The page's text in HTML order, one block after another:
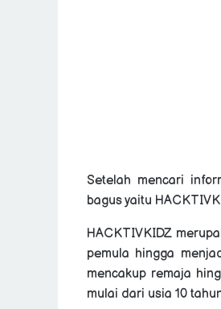
Setelah mencari
bagus yaitu
HACKTIVKIDZ
pemula hingga
mencakup remaja
mulai dari usia 10